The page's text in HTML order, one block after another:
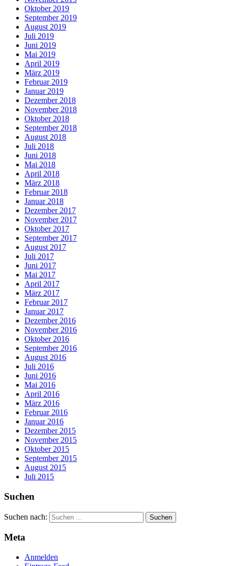
Oktober 2019
September 2019
August 2019
Juli 2019
Juni 2019
Mai 2019
April 2019
März 2019
Februar 2019
Januar 2019
Dezember 2018
November 2018
Oktober 2018
September 2018
August 2018
Juli 2018
Juni 2018
Mai 2018
April 2018
März 2018
Februar 2018
Januar 2018
Dezember 2017
November 2017
Oktober 2017
September 2017
August 2017
Juli 2017
Juni 2017
Mai 2017
April 2017
März 2017
Februar 2017
Januar 2017
Dezember 2016
November 2016
Oktober 2016
September 2016
August 2016
Juli 2016
Juni 2016
Mai 2016
April 2016
März 2016
Februar 2016
Januar 2016
Dezember 2015
November 2015
Oktober 2015
September 2015
August 2015
Juli 2015
Suchen
Suchen nach:
Meta
Anmelden